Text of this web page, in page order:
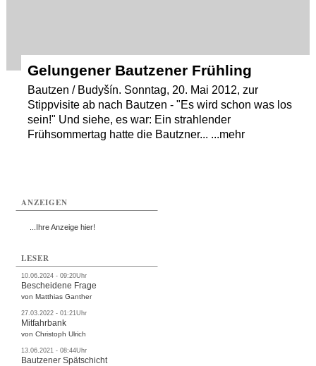
Gelungener Bautzener Frühling
Bautzen / Budyšín. Sonntag, 20. Mai 2012, zur
Stippvisite ab nach Bautzen - "Es wird schon was los
sein!" Und siehe, es war: Ein strahlender
Frühsommertag hatte die Bautzner... ...mehr
ANZEIGEN
...Ihre Anzeige hier!
LESER
10.06.2024 - 09:20Uhr
Bescheidene Frage
von Matthias Ganther
27.03.2022 - 01:21Uhr
Mitfahrbank
von Christoph Ulrich
13.06.2021 - 08:44Uhr
Bautzener Spätschicht